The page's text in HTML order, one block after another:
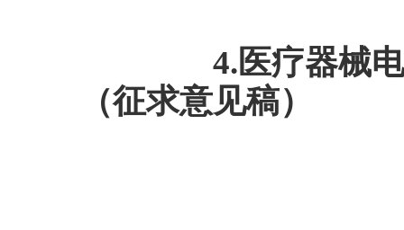
4.医疗器械电子
（征求意见稿）